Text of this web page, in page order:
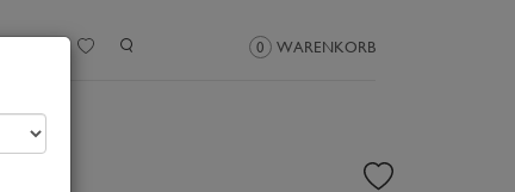
0 WARENKORB